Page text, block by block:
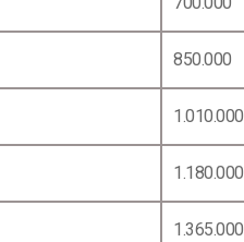
850.000
1.010.000
1.180.000
1.365.000